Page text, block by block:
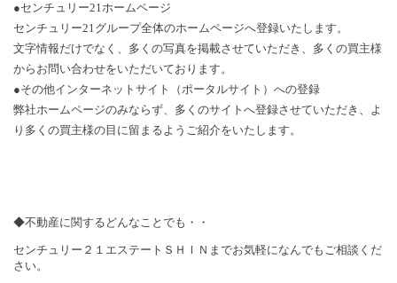
●センチュリー21ホームページ
センチュリー21グループ全体のホームページへ登録いたします。
文字情報だけでなく、多くの写真を掲載させていただき、多くの買主様
からお問い合わせをいただいております。
●その他インターネットサイト（ポータルサイト）への登録
弊社ホームページのみならず、多くのサイトへ登録させていただき、よ
り多くの買主様の目に留まるようご紹介をいたします。
◆不動産に関するどんなことでも・・
センチュリー２１エステートＳＨＩＮまでお気軽になんでもご相談くだ
さい。